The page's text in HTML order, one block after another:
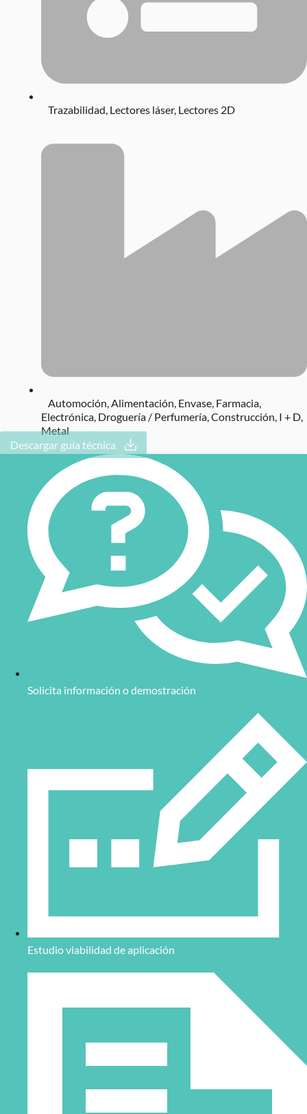
Trazabilidad Lectores láser, Lectores 2D
Automoción Alimentación Envase Farmacia
Electrónica Droguería / Perfumería Construcción I + D
Metal
Descargar guía técnica
Solicita información o demostración
Estudio viabilidad de aplicación